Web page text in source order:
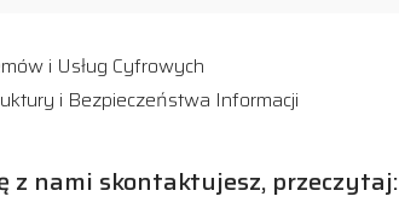
i Usług Cyfrowych
i Bezpieczeństwa Informacji
z nami skontaktujesz, przeczytaj: